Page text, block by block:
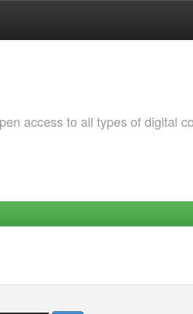
access to all types of digital